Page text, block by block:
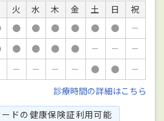
火 水 木 金 土 日
祝
● ● ● ● ● ●
－
● ● ● ● － －
－
－ － － － ● ●
－
診療時間の詳細はこちら
ドの健康保険証利用可能